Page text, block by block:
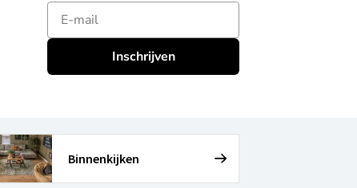
E-mailadres
Inschrijven
Binnenkijken